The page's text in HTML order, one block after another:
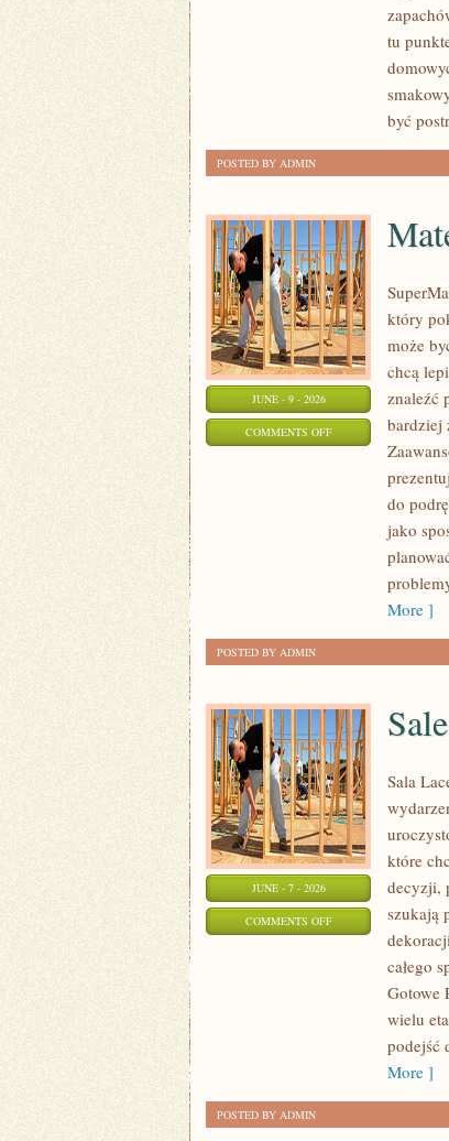
PERFUMERYJNE
tu
być
POSTED BY ADMIN
JUNE - 9 - 2026
COMMENTS OFFON
MATEMATYKA
TECHNOLOGII
który
może
chcą
znaleźć
bardziej
do
jako
More ]
POSTED BY ADMIN
JUNE - 7 - 2026
COMMENTS OFFON
OKOLICZNOŚCIOWE
Sala
które
decyzji,
szukają
całego
Gotowe
wielu
podejść
More ]
POSTED BY ADMIN